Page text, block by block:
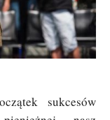
sukcesów